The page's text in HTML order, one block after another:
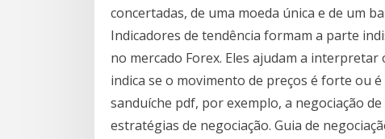
concertadas, de uma moeda única e de um
Indicadores de tendência formam a parte
no mercado Forex. Eles ajudam a
indica se o movimento de preços é forte ou
sanduíche pdf, por exemplo, a negociação
estratégias de negociação. Guia de